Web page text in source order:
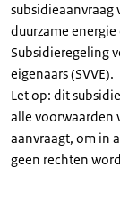
subsidieaanvraag
duurzame energie
Subsidieregeling
eigenaars (SVVE).
Let op: dit
alle voorwaarden
aanvraagt, om in
geen rechten